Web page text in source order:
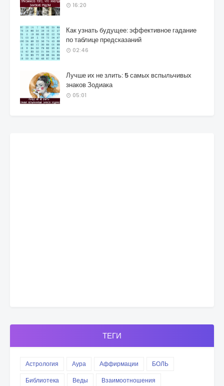
16:20
Как узнать будущее: эффективное гадание
по таблице предсказаний
02:46
Лучше их не злить: 5 самых вспыльчивых
знаков Зодиака
05:01
ТЕГИ
Астрология Аура Аффирмации
БОЛЬ
Библиотека
Веды
Взаимоотношения